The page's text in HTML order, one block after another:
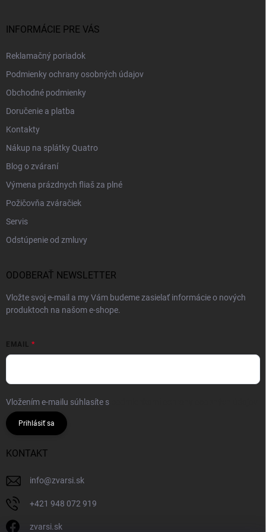
INFORMÁCIE PRE VÁS
Reklamačný poriadok
Podmienky ochrany osobných údajov
Obchodné podmienky
Doručenie a platba
Kontakty
Nákup na splátky Quatro
Blog o zváraní
Výmena prázdnych fliaš za plné
Požičovňa zváračiek
Servis
Odstúpenie od zmluvy
ODOBERAŤ NEWSLETTER
Vložte svoj e-mail a my Vám budeme zasielať informácie o nových
produktoch na našom e-shope.
EMAIL
Vložením e-mailu súhlasíte s
Prihlásiť sa
KONTAKT
info@zvarsi.sk
+421 948 072 919
zvarsi.sk